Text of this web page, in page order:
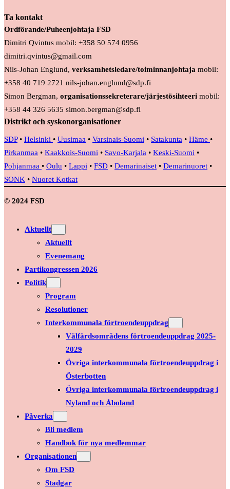
Ta kontakt
Ordförande/Puheenjohtaja FSD
Dimitri Qvintus mobil: +358 50 574 0956
dimitri.qvintus@gmail.com
Nils-Johan Englund, verksamhetsledare/toiminnanjohtaja mobil:
+358 40 719 2721 nils-johan.englund@sdp.fi
Simon Bergman, organisationssekreterare/järjestösihteeri mobil:
+358 44 326 5635 simon.bergman@sdp.fi
Distrikt och syskonorganisationer
SDP• Helsinki • Uusimaa • Varsinais-Suomi • Satakunta • Häme •
Pirkanmaa • Kaakkois-Suomi • Savo-Karjala • Keski-Suomi •
Pohjanmaa • Oulu • Lappi • FSD • Demarinaiset • Demarinuoret •
SONK • Nuoret Kotkat
© 2024 FSD
Aktuellt
Aktuellt
Evenemang
Partikongressen 2026
Politik
Program
Resolutioner
Interkommunala förtroendeuppdrag
Välfärdsområdens förtroendeuppdrag 2025-
2029
Övriga interkommunala förtroendeuppdrag i
Österbotten
Övriga interkommunala förtroendeuppdrag i
Nyland och Åboland
Påverka
Bli medlem
Handbok för nya medlemmar
Organisationen
Om FSD
Stadgar